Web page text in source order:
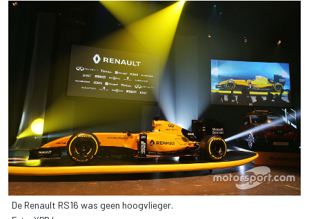
De Renault RS16 was geen hoogvlieger.